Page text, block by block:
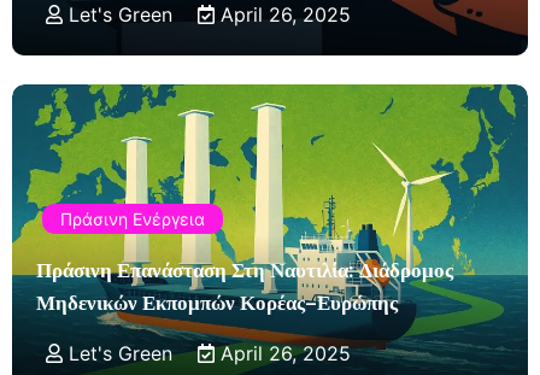
Let's Green April 26, 2025
Πράσινη Ενέργεια
Πράσινη Επανάσταση Στη Ναυτιλία: Διάδρομος
Μηδενικών Εκπομπών Κορέας–Ευρώπης
Let's Green April 26, 2025